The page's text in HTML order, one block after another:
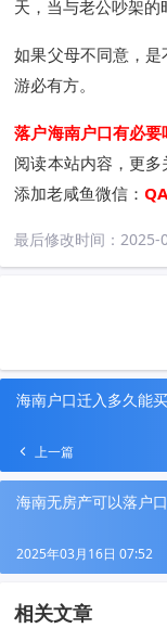
天，当与老公吵架的
如果父母不同意，是
游必有方。
落户海南户口有必要
阅读本站内容，更多
添加老咸鱼微信：
最后修改时间： 2025-
海南户口迁入多久能
上一篇
海南无房产可以落户
2025年03月16日 07:52
相关文章